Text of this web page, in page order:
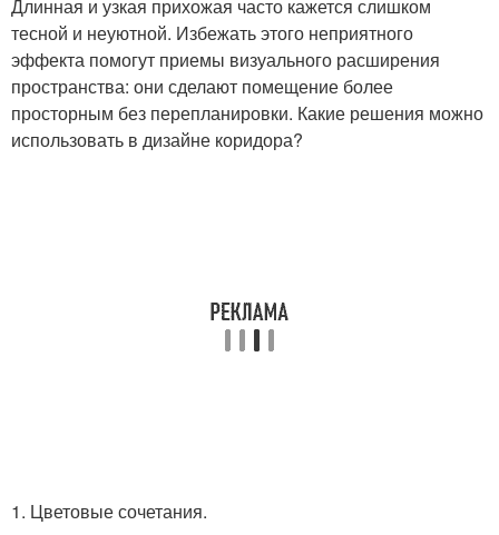
Длинная и узкая прихожая часто кажется слишком
тесной и неуютной. Избежать этого неприятного
эффекта помогут приемы визуального расширения
пространства: они сделают помещение более
просторным без перепланировки. Какие решения можно
использовать в дизайне коридора?
1. Цветовые сочетания.